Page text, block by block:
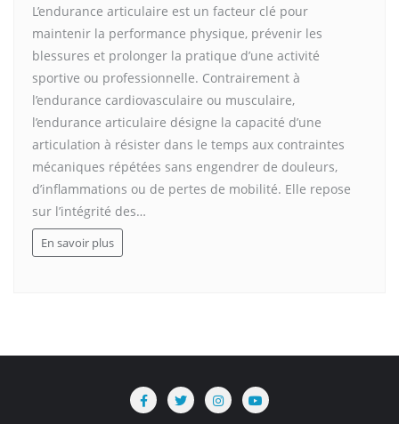
L’endurance articulaire est un facteur clé pour
maintenir la performance physique, prévenir les
blessures et prolonger la pratique d’une activité
sportive ou professionnelle. Contrairement à
l’endurance cardiovasculaire ou musculaire,
l’endurance articulaire désigne la capacité d’une
articulation à résister dans le temps aux contraintes
mécaniques répétées sans engendrer de douleurs,
d’inflammations ou de pertes de mobilité. Elle repose
sur l’intégrité des…
En savoir plus